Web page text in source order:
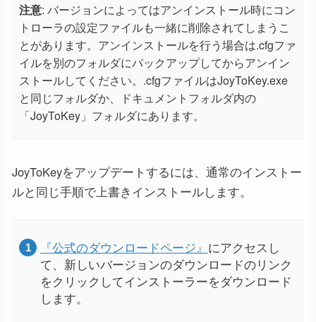
注意: バージョンによってはアンインストール時にコン
トローラの設定ファイルも一緒に削除されてしまうこ
とがあります。アンインストールを行う場合は.cfgファ
イルを別のフォルダにバックアップしてからアンイン
ストールしてください。.cfgファイルはJoyToKey.exe
と同じフォルダか、ドキュメントフォルダ内の
「JoyToKey」フォルダにあります。
JoyToKeyをアップデートするには、通常のインストー
ルと同じ手順で上書きインストールします。
『公式のダウンロードページ』 にアクセスし
て、新しいバージョンのダウンロードのリンク
をクリックしてインストーラーをダウンロード
します。